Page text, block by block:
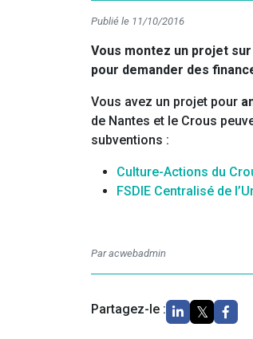
Publié le 11/10/2016
Vous montez un projet
pour demander des
Vous avez un projet pour
de Nantes et le Crous
subventions :
Culture-Actions du
FSDIE Centralisé de
Par acwebadmin
Partagez-le :